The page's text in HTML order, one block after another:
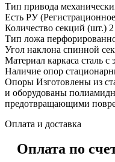
Тип привода
Есть РУ
Количество секций (шт.) 2
Тип ложа
Угол наклона спинной
Материал каркаса сталь
Наличие опор
Опоры Изготовлены из
и оборудованы
предотвращающими
Оплата и доставка
Оплата по